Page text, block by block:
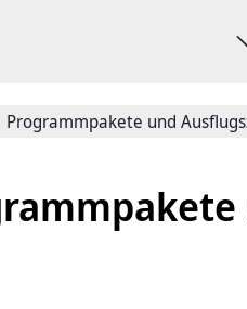
Programmpakete und